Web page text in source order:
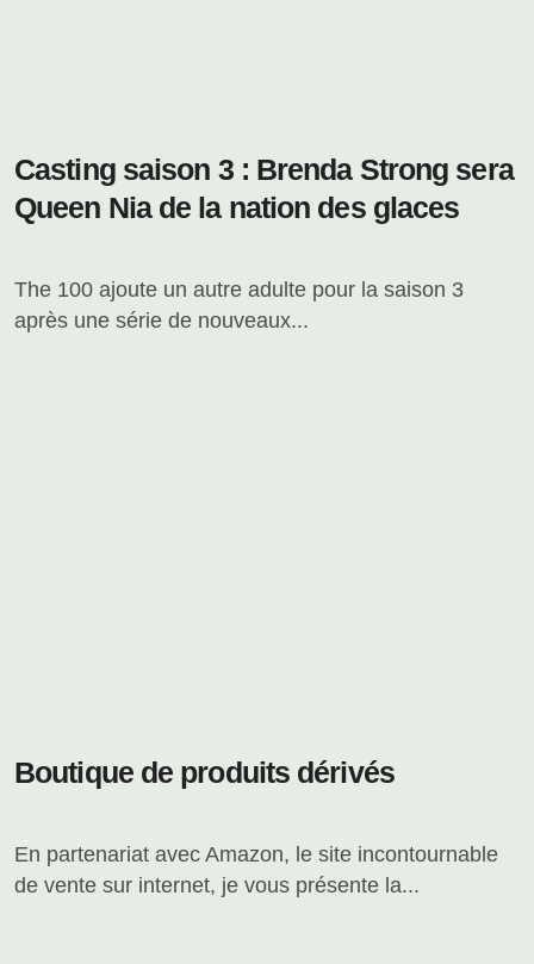
Casting saison 3 : Brenda Strong sera
Queen Nia de la nation des glaces
The 100 ajoute un autre adulte pour la saison 3
après une série de nouveaux...
Boutique de produits dérivés
En partenariat avec Amazon, le site incontournable
de vente sur internet, je vous présente la...